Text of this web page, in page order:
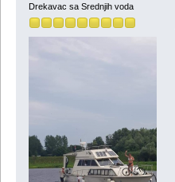
Drekavac sa Srednjih voda